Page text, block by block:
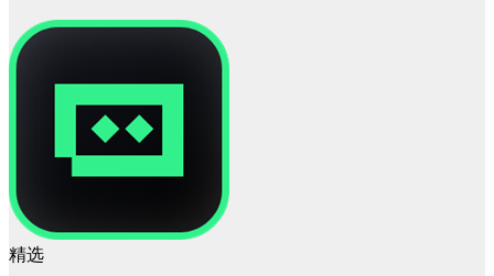
精选